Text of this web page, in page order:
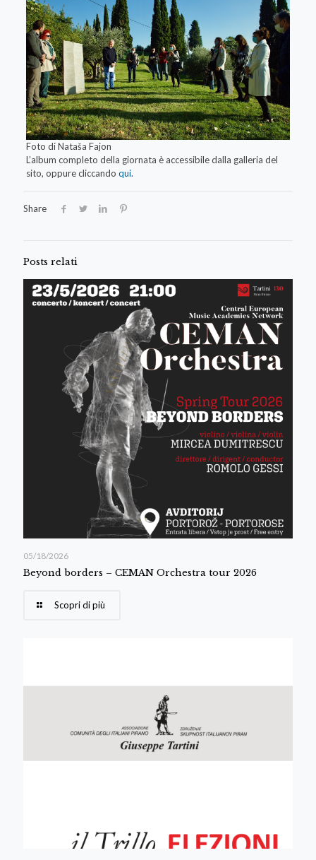
Foto di Nataša Fajon
L’album completo della giornata è accessibile dalla galleria del
sito, oppure cliccando qui.
Share
Posts relati
05/18/2026
Beyond borders – CEMAN Orchestra tour 2026
Scopri di più